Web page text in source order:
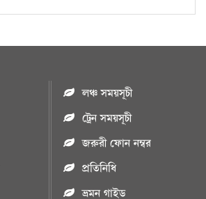
লঞ্চ সময়সূচী
ট্রেন সময়সূচী
জরুরী ফোন নম্বর
প্রতিনিধি
ভ্রমন গাইড